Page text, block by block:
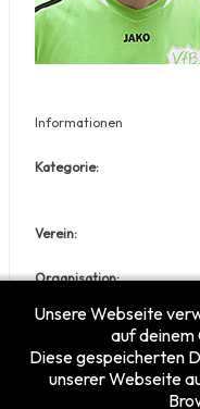
Informationen
Kategorie:
Verein:
Organisation:
Nationale Spielernr.:
Unsere Webseite
auf deinem
Diese gespeicherten
unserer Webseite